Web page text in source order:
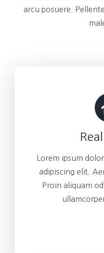
arcu posuere.
Lorem ipsum
adipiscing elit.
Proin aliquam